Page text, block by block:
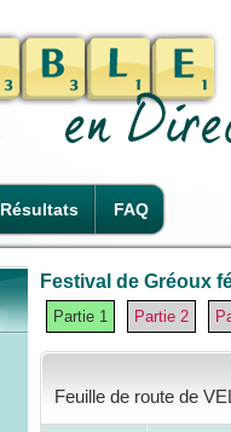
Résultats FAQ
Festival de Gréoux
Partie 1 Partie 2
Feuille de route de